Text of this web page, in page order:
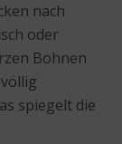
nach
oder
Bohnen
spiegelt die